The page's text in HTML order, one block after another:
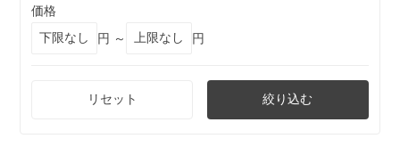
価格
円 ～
円
リセット 絞り込む